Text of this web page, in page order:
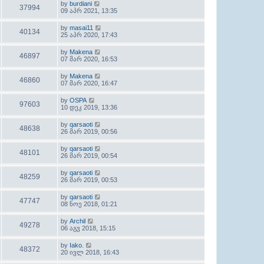
37994 by burdiani
09 აპრ 2021, 13:35
40134 by masai11
25 აპრ 2020, 17:43
46897 by Makena
07 მარ 2020, 16:53
46860 by Makena
07 მარ 2020, 16:47
97603 by OSPA
10 დეკ 2019, 13:36
48638 by qarsaoti
26 მარ 2019, 00:56
48101 by qarsaoti
26 მარ 2019, 00:54
48259 by qarsaoti
26 მარ 2019, 00:53
47747 by qarsaoti
08 ნოე 2018, 01:21
49278 by Archil
06 აგვ 2018, 15:15
48372 by Iako.
20 ივლ 2018, 16:43